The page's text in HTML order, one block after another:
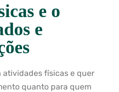
e o
e
atividades físicas e quer
quanto para quem